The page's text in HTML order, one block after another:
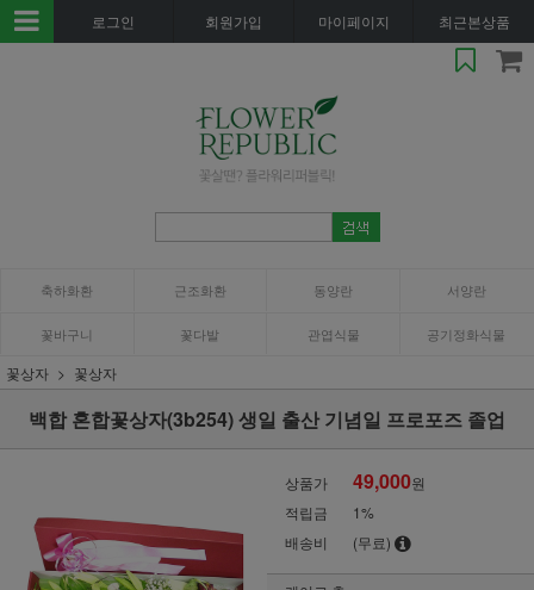
로그인 회원가입 마이페이지 최근본상품
축하화환 근조화환 동양란 서양란
꽃바구니 꽃다발 관엽식물 공기정화식물
꽃상자 꽃상자
백합 혼합꽃상자(3b254) 생일 출산 기념일 프로포즈 졸업
상품가 49,000원
적립금
1%
배송비
(무료)